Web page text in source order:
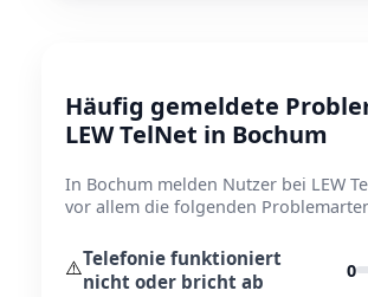
Häufig gemeldete
LEW TelNet in Bochum
In Bochum melden Nutzer bei LEW
vor allem die folgenden
⚠️Telefonie funktioniert
nicht oder bricht ab
0